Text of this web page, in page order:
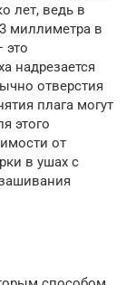
лет, ведь в
миллиметра в
это
надрезается
отверстия
плага могут
этого
от
в ушах с